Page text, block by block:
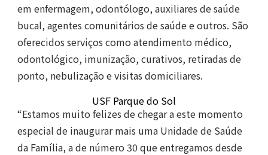
em enfermagem, odontólogo, auxiliares de saúde
bucal, agentes comunitários de saúde e outros. São
oferecidos serviços como atendimento médico,
odontológico, imunização, curativos, retiradas de
ponto, nebulização e visitas domiciliares.
USF Parque do Sol
“Estamos muito felizes de chegar a este momento
especial de inaugurar mais uma Unidade de Saúde
da Família, a de número 30 que entregamos desde